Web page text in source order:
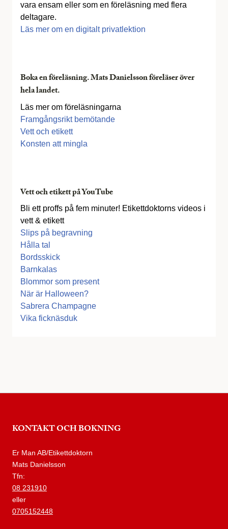
vara ensam eller som en föreläsning med flera
deltagare.
Läs mer om en digitalt privatlektion
Boka en föreläsning. Mats Danielsson föreläser över
hela landet.
Läs mer om föreläsningarna
Framgångsrikt bemötande
Vett och etikett
Konsten att mingla
Vett och etikett på YouTube
Bli ett proffs på fem minuter! Etikettdoktorns videos i
vett & etikett
Slips på begravning
Hålla tal
Bordsskick
Barnkalas
Blommor som present
När är Halloween?
Sabrera Champagne
Vika ficknäsduk
KONTAKT OCH BOKNING
Er Man AB/Etikettdoktorn
Mats Danielsson
Tfn:
08 231910
eller
0705152448